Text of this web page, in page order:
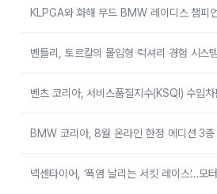
KLPGA와 화해 무드 BMW 레이디스 챔피
벤틀리, 토르칼의 몰입형 럭셔리 경험 시스
벤츠 코리아, 서비스품질지수(KSQI) 수입
BMW 코리아, 8월 온라인 한정 에디션 3종
넥센타이어, ‘폭염 날리는 서킷 레이스’…모